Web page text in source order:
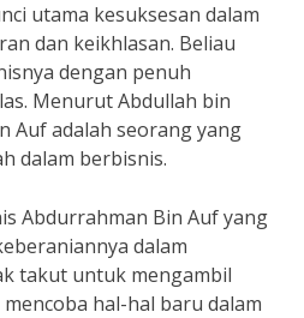
utama kesuksesan dalam
dan keikhlasan. Beliau
dengan penuh
Menurut Abdullah bin
Auf adalah seorang yang
dalam berbisnis.
Abdurrahman Bin Auf yang
dalam
takut untuk mengambil
hal-hal baru dalam